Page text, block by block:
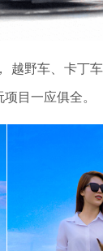
野车、卡丁
目一应俱全。